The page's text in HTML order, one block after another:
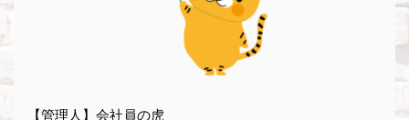
【管理人】会社員の虎